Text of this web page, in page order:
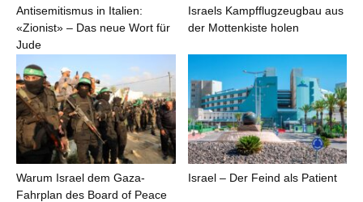
Antisemitismus in Italien:
«Zionist» – Das neue Wort für
Jude
Israels Kampfflugzeugbau aus
der Mottenkiste holen
Warum Israel dem Gaza-
Fahrplan des Board of Peace
Israel – Der Feind als Patient